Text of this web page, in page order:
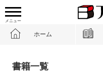
メニュー
ホーム
書籍一覧